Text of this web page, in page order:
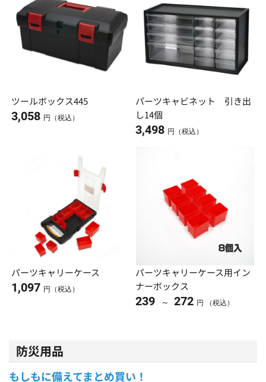
ツールボックス445
3,058 円（税込）
パーツキャビネット 引き出
し14個
3,498 円（税込）
パーツキャリーケース
1,097 円（税込）
パーツキャリーケース用イン
ナーボックス
239 ～ 272 円 （税込）
防災用品
もしもに備えてまとめ買い！